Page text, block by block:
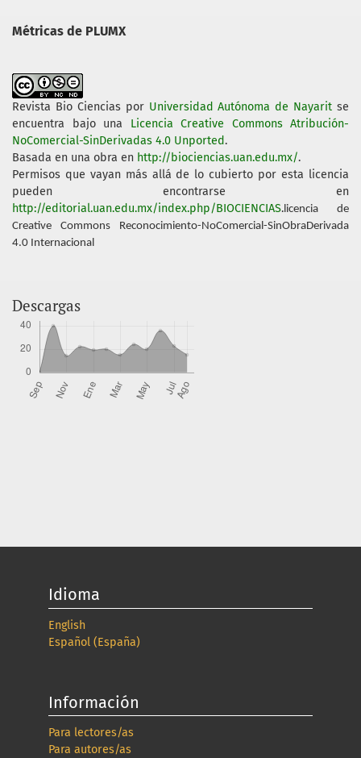
Métricas de PLUMX
Revista Bio Cienciaspor Universidad Autónoma de Nayarit se
encuentra bajo una Licencia Creative Commons Atribución-
NoComercial-SinDerivadas 4.0 Unported.
Basada en una obra en http://biociencias.uan.edu.mx/.
Permisos que vayan más allá de lo cubierto por esta licencia
pueden encontrarse en
http://editorial.uan.edu.mx/index.php/BIOCIENCIAS. licencia de
Creative Commons Reconocimiento-NoComercial-SinObraDerivada
4.0 Internacional
Descargas
Idioma
English
Español (España)
Información
Para lectores/as
Para autores/as